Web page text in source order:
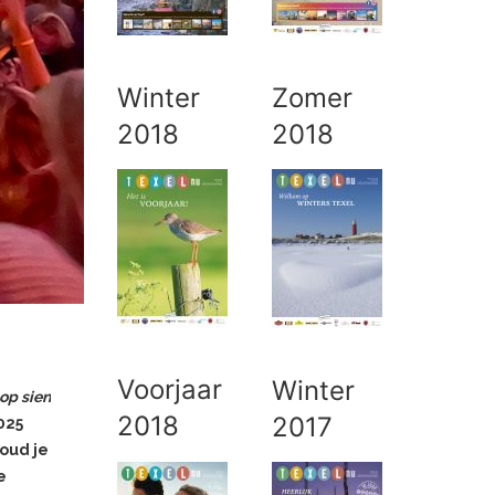
is
op sien
je
Winter
2018
Zomer
2018
Voorjaar
2018
Winter
2017